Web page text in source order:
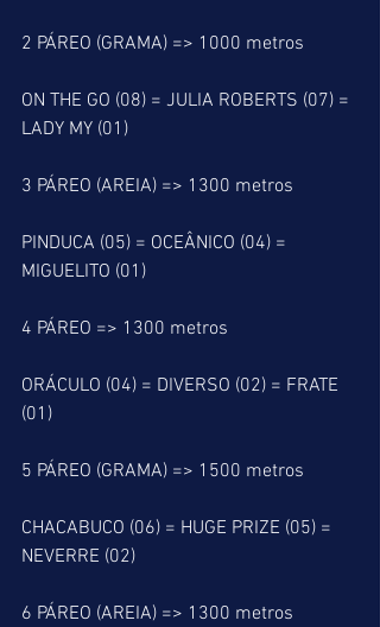
2 PÁREO (GRAMA) => 1000 metros
ON THE GO (08) = JULIA ROBERTS (07) =
LADY MY (01)
3 PÁREO (AREIA) => 1300 metros
PINDUCA (05) = OCEÂNICO (04) =
MIGUELITO (01)
4 PÁREO => 1300 metros
ORÁCULO (04) = DIVERSO (02) = FRATE
(01)
5 PÁREO (GRAMA) => 1500 metros
CHACABUCO (06) = HUGE PRIZE (05) =
NEVERRE (02)
6 PÁREO (AREIA) => 1300 metros